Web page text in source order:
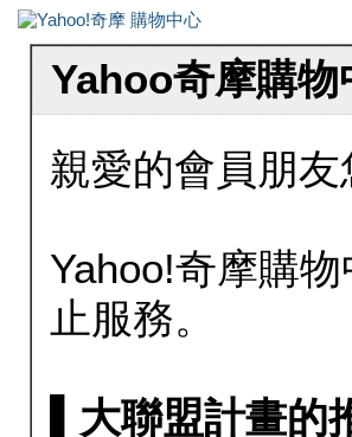
Yahoo奇摩購
親愛的會員朋友
Yahoo!奇摩購
止服務。
▌大聯盟計畫